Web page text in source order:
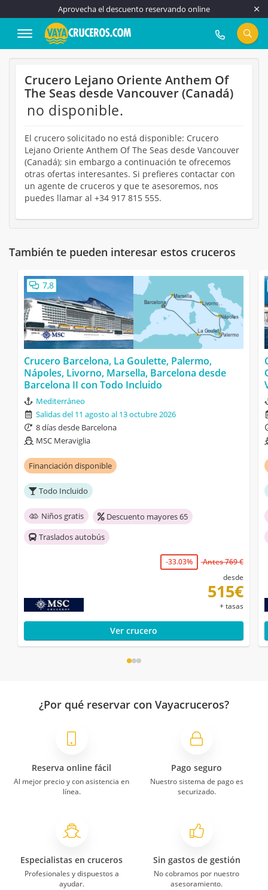
Aprovecha el descuento reservando online
917 815 555
Crucero Lejano Oriente Anthem Of
The Seas desde Vancouver (Canadá)
no disponible.
El crucero solicitado no está disponible: Crucero
Lejano Oriente Anthem Of The Seas desde Vancouver
(Canadá); sin embargo a continuación te ofrecemos
otras ofertas interesantes. Si prefieres contactar con
un agente de cruceros y que te asesoremos, nos
puedes llamar al +34 917 815 555.
También te pueden interesar estos cruceros
7,8
Crucero Barcelona, La Goulette, Palermo,
Nápoles, Livorno, Marsella, Barcelona desde
Barcelona II con Todo Incluido
Mediterráneo
Salidas del 11 agosto al 13 octubre 2026
8 días desde Barcelona
MSC Meraviglia
Financiación disponible
Todo Incluido
Niños gratis
Descuento mayores 65
Traslados autobús
-33.03%
Antes 769 €
desde
515€
+ tasas
Ver crucero
¿Por qué reservar con Vayacruceros?
Reserva online fácil
Al mejor precio y con asistencia en
línea.
Pago seguro
Nuestro sistema de pago es
securizado.
Especialistas en cruceros
Profesionales y dispuestos a
ayudar.
Sin gastos de gestión
No cobramos por nuestro
asesoramiento.